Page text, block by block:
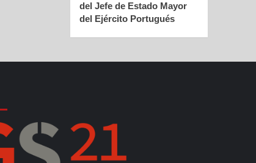
del Jefe de Estado Mayor
del Ejército Portugués